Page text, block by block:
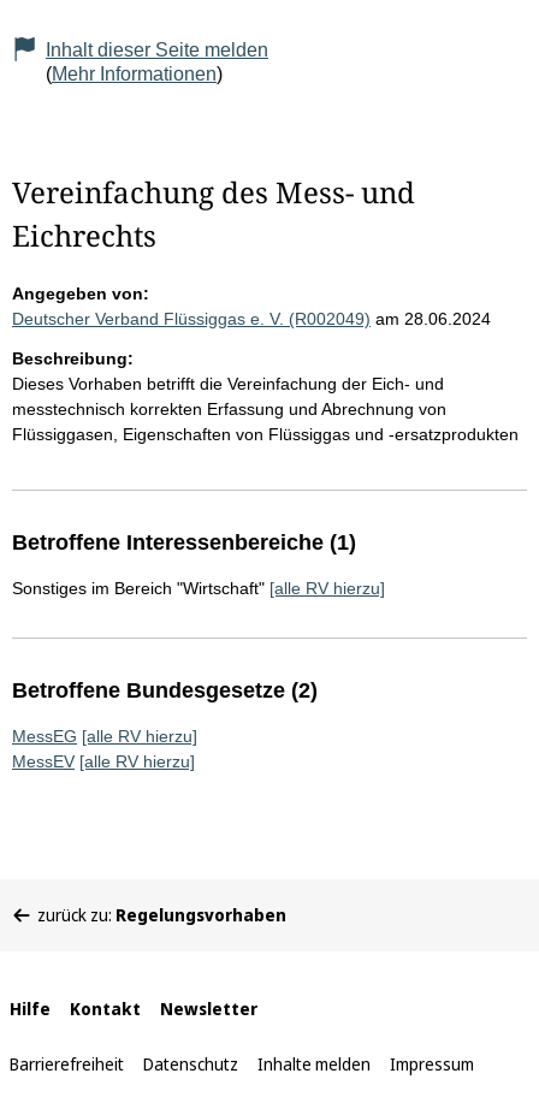
Inhalt dieser Seite melden
(Mehr Informationen)
Vereinfachung des Mess- und
Eichrechts
Angegeben von:
Deutscher Verband Flüssiggas e. V. (R002049) am 28.06.2024
Beschreibung:
Dieses Vorhaben betrifft die Vereinfachung der Eich- und
messtechnisch korrekten Erfassung und Abrechnung von
Flüssiggasen, Eigenschaften von Flüssiggas und -ersatzprodukten
Betroffene Interessenbereiche (1)
Sonstiges im Bereich "Wirtschaft" [alle RV hierzu]
Betroffene Bundesgesetze (2)
MessEG [alle RV hierzu]
MessEV [alle RV hierzu]
befinden
zurück zu: Regelungsvorhaben
Interne
Links
Hilfe Kontakt Newsletter
Barrierefreiheit Datenschutz Inhalte melden Impressum